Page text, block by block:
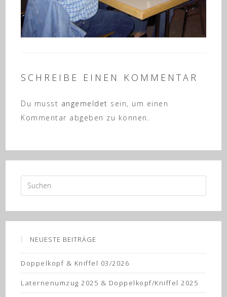
SCHREIBE EINEN KOMMENTAR
Du musst angemeldet sein, um einen
Kommentar abgeben zu können.
NEUESTE BEITRÄGE
Doppelkopf & Kniffel 03/2026
Laternenumzug 2025 & Doppelkopf/Kniffel 2025